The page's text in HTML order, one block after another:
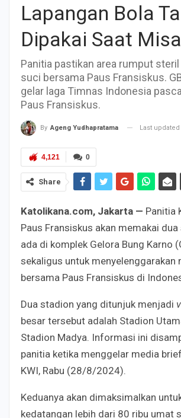
Lapangan Bola
Dipakai Saat
Panitia pastikan area rumput
suci bersama Paus Fransiskus.
gelar laga Timnas Indonesia
Paus Fransiskus.
By Ageng Yudhapratama Last updated
0
4,121
Share
Katolikana.com, Jakarta — Panitia
Paus Fransiskus akan memakai
ada di komplek Gelora Bung Karno
sekaligus untuk menyelenggarakan
bersama Paus Fransiskus di
Dua stadion yang ditunjuk menjadi
besar tersebut adalah Stadion
Stadion Madya. Informasi ini
panitia ketika menggelar media
KWI, Rabu (28/8/2024).
Keduanya akan dimaksimalkan
kedatangan lebih dari 80 ribu umat